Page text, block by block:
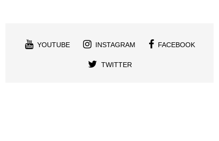
YOUTUBE INSTAGRAM FACEBOOK
TWITTER